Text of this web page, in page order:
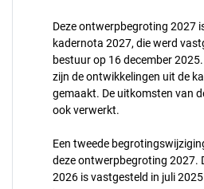
Deze ontwerpbegroting 2027
kadernota 2027, die werd
bestuur op 16 december
zijn de ontwikkelingen uit de
gemaakt. De uitkomsten van
ook verwerkt.
Een tweede
deze ontwerpbegroting 2027.
2026 is vastgesteld in juli